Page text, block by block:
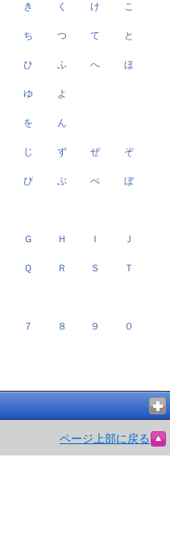
き く け こ
ち つ て と
ひ ふ へ ほ
ゆ よ
を ん
じ ず ぜ ぞ
び ぶ べ ぼ
Ｇ Ｈ Ｉ Ｊ
Ｑ Ｒ Ｓ Ｔ
７ ８ ９ ０
ページ上部に戻る